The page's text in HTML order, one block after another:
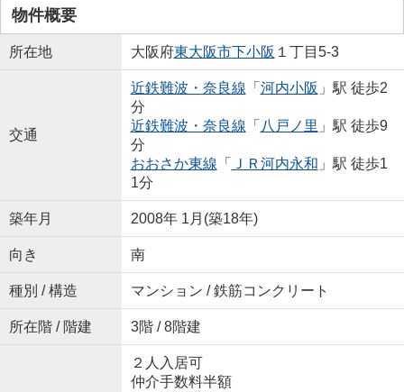
物件概要
所在地 大阪府東大阪市下小阪 １丁目5-3
交通
近鉄難波・奈良線 「 河内小阪 」駅 徒歩2
分
近鉄難波・奈良線 「 八戸ノ里 」駅 徒歩9
分
おおさか東線 「 ＪＲ河内永和 」駅 徒歩1
1分
築年月 2008年 1月(築18年)
向き 南
種別 / 構造 マンション / 鉄筋コンクリート
所在階 / 階建 3階 / 8階建
２人入居可
仲介手数料半額